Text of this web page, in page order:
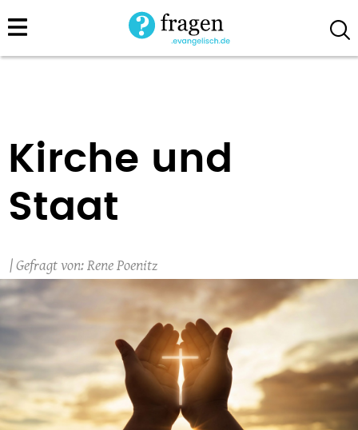
Direkt
zum
Kirche und
Staat
Rene Poenitz